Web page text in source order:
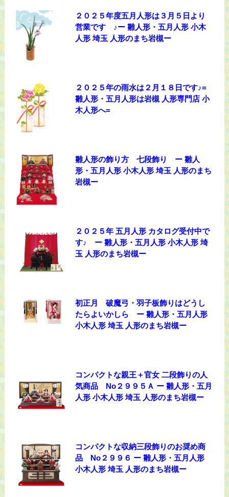
２０２５年度五月人形は３月５日より
営業です ♪ー 雛人形・五月人形 小木
人形 埼玉 人形のまち岩槻ー
２０２５年の雨水は２月１８日です♪=
雛人形・五月人形は岩槻 人形専門店 小
木人形へ=
雛人形の飾り方 七段飾り ー 雛人
形・五月人形 小木人形 埼玉 人形のまち
岩槻ー
２０２５年 五月人形 カタログ受付中で
す♪ ー 雛人形・五月人形 小木人形 埼
玉 人形のまち岩槻ー
初正月 破魔弓・羽子板飾りはどうし
たらよいかしら ー 雛人形・五月人形
小木人形 埼玉 人形のまち岩槻ー
コンパクトな親王＋官女 二段飾りの人
気商品 No２９９５Ａ ー 雛人形・五月
人形 小木人形 埼玉 人形のまち岩槻ー
コンパクトな収納三段飾りのお奨め商
品 No２９９６ ー 雛人形・五月人形
小木人形 埼玉 人形のまち岩槻ー